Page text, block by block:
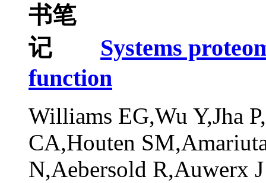
Systems
function
Williams EG,Wu Y,Jha
CA,Houten
N,Aebersold R,Auwerx J